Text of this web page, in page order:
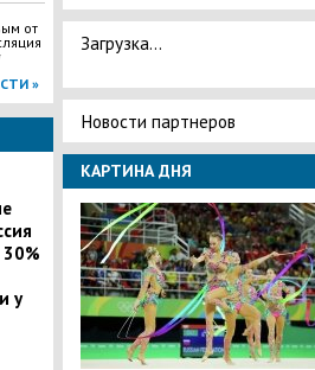
от
»
у
Загрузка...
Новости партнеров
КАРТИНА ДНЯ